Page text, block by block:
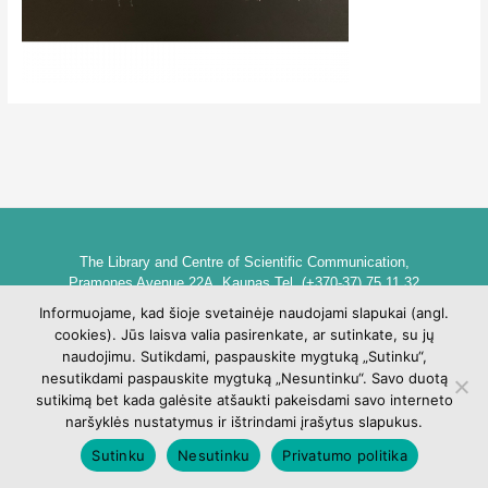
The Library and Centre of Scientific Communication,
Pramones Avenue 22A, Kaunas Tel. (+370-37) 75 11 32
biblioteka@go.kauko.lt
Head of the Library dr. Lina Šarlauskienė
Kauno kolegijos biblioteka ir mokslinės komunikacijos centras,
Pramonės pr. 22A, Kaunas Tel. +370 (37) 75 11 32
biblioteka@go.kauko.lt
Bibliotekos vadovė Lina Šarlauskienė
Informuojame, kad šioje svetainėje naudojami slapukai (angl.
cookies). Jūs laisva valia pasirenkate, ar sutinkate, su jų
naudojimu. Sutikdami, paspauskite mygtuką „Sutinku“,
nesutikdami paspauskite mygtuką „Nesuntinku“. Savo duotą
sutikimą bet kada galėsite atšaukti pakeisdami savo interneto
naršyklės nustatymus ir ištrindami įrašytus slapukus.
Sutinku
Nesutinku Privatumo politika